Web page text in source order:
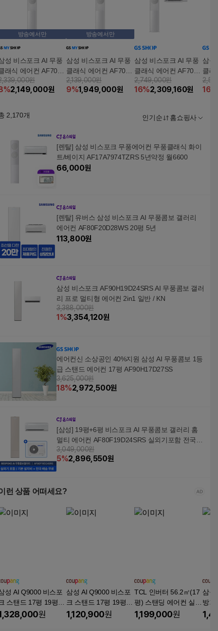
방송에서만
성 비스포크 AI 무풍
래식 에어컨 AF70F1
19형 스탠드
원
%2,149,000원
방송에서만
삼성 비스포크 AI 무풍
클래식 에어컨 AF70F1
7D11GT 17형 스탠드
2,139,000원
9%1,949,000원
삼성 비스포크 AI 무풍
클래식 에어컨 AF70F1
9D11GRT 19+6형 홈멀
티
2,749,000원
16%2,309,160원
삼성
클래
티
16
2,170개 인기순 홈쇼핑사
[렌탈] 삼성 비스포크 무풍에어컨 무풍클래식 화이
트/베이지 AF17A7974TZRS 5년약정 월6600
66,000원
[렌탈] 유버스 삼성 비스포크 AI 무풍콤보 갤러리
에어컨 AF80F20D28WS 20평 5년
113,800원
삼성 비스포크 AF90H19D24SRS AI 무풍콤보 갤러
리 프로 멀티형 에어컨 2in1 일반 / KN
3,388,000원
1%3,354,120원
에어컨신 소상공인 40%지원 삼성 AI 무풍콤보 1등
급 스탠드 에어컨 17평 AF90H17D27SS
3,625,000원
18%2,972,500원
[삼성] 19평+6평 비스포크 AI 무풍콤보 갤러리 홈
멀티 에어컨 AF80F19D24SRS 실외기포함 전국무
료배송설치 2in1
3,049,000원
5%2,896,550원
런 상품 어떠세요?
성 AI Q9000 비스포
스탠드 17평 19평형
본설치비 별도 실외
원
삼성 AI Q9000 비스포
크 스탠드 17평 19평형
기본설치비 별도 실외
1,120,900원
TCL 인버터 56.2㎡(17
평) 스탠딩 에어컨 실외
기 방문설치, TAC-24C
1,199,000원
삼성
방기
평